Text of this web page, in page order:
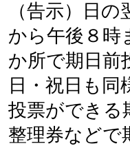
（告示）日
から午後８時
か所で期日前
日・祝日も同
投票ができる
整理券などで